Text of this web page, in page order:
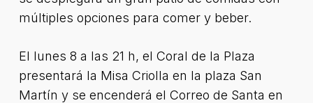
múltiples opciones para comer y beber.
El lunes 8 a las 21 h, el Coral de la Plaza
presentará la Misa Criolla en la plaza San
Martín y se encenderá el Correo de Santa en